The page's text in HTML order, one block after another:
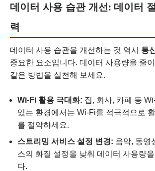
데이터 사용 습관 개선: 데이터
력
데이터 사용 습관을 개선하는 것 역시 통
중요한 요소입니다. 데이터 사용량을 줄
같은 방법을 실천해 보세요.
Wi-Fi 활용 극대화: 집, 회사, 카페 등
있는 환경에서는 Wi-Fi를 적극적으로
를 절약하세요.
스트리밍 서비스 설정 변경: 음악, 동영
스의 화질 설정을 낮춰 데이터 사용량
다.